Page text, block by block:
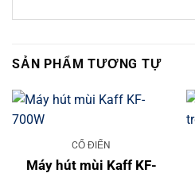
SẢN PHẨM TƯƠNG TỰ
CỔ ĐIỂN
Máy hút mùi Kaff KF-